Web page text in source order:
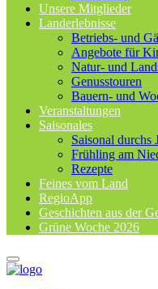
Unsere Mitglieder
Landerlebnisse
Betriebs- und
Angebote für
Natur- und
Genusstouren
Bauern- und
Veranstaltungen
Saisonales
Saisonal durchs
Frühling am
Rezepte
Feines vom Land
RegioApp
Geschichten aus der
Grüne Woche 2026